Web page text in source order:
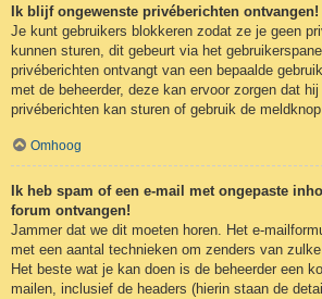
Ik blijf ongewenste privéberichten ontvangen!
Je kunt gebruikers blokkeren zodat ze je geen
kunnen sturen, dit gebeurt via het
privéberichten ontvangt van een bepaalde
met de beheerder, deze kan ervoor zorgen dat
privéberichten kan sturen of gebruik de
Omhoog
Ik heb spam of een e-mail met ongepaste
forum ontvangen!
Jammer dat we dit moeten horen. Het e-
met een aantal technieken om zenders van
Het beste wat je kan doen is de beheerder een
mailen, inclusief de headers (hierin staan de